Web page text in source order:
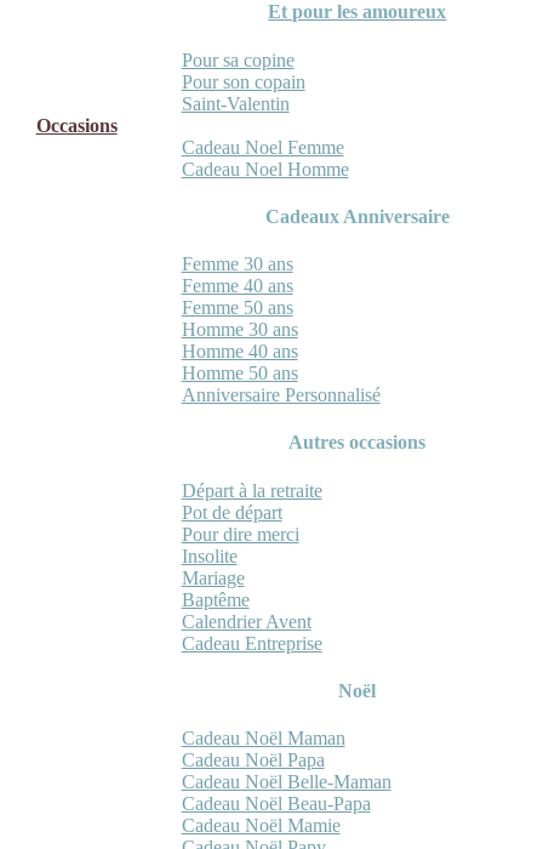
Et pour les amoureux
Pour sa copine
Pour son copain
Saint-Valentin
Occasions
Cadeau Noel Femme
Cadeau Noel Homme
Cadeaux Anniversaire
Femme 30 ans
Femme 40 ans
Femme 50 ans
Homme 30 ans
Homme 40 ans
Homme 50 ans
Anniversaire Personnalisé
Autres occasions
Départ à la retraite
Pot de départ
Pour dire merci
Insolite
Mariage
Baptême
Calendrier Avent
Cadeau Entreprise
Noël
Cadeau Noël Maman
Cadeau Noël Papa
Cadeau Noël Belle-Maman
Cadeau Noël Beau-Papa
Cadeau Noël Mamie